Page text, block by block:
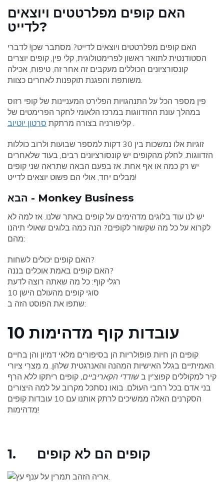
האם קופים מפלרטטים ויוצאים
לדייט?
האם קופים מפלרטטים ויוצאים לדייט? מסתבר שכן! לדברי
הסטודנטית לתואר ראשון לפרימטולוגית, קלי פין, קופים יוצרים
קונסורציונים הכוללים מעקבים זה אחר זה, טיפוח, אכילה
משותפת והפגנת תוקפנות לאחרים כצוות.
פין מספר הכל על התנהגויות הפלירט המעניינות של קופי רזוס
במהלך עונת ההזדווגות במרכז הלאומי לחקר הפרימטים של
קליפורניה בצורה מרתקת סרטון יוטיוב .
זוגיות אלו נמשכות בין 30 דקות למספר שבועות ולרוב כוללות
הזדווגות. לחלק מהקופים יש קונסורציונים רבים, בעוד שלאחרים
יש רק כמה או אף אחת. אז בפעם הבאה שתראה שני קופים
מבלים יחד, אולי הם פשוט יוצאים לדייט!
הבא - Monkey Business
יש לנו עוד בלוגים מדהימים על קופים באתר שלנו. אז למה לא
לקרוא על כל מה שקשור לקופים? הנה כמה בלוגים שאולי תיהנו
מהם:
האם קופים יכולים לשחות?
האם קופים באמת אוכלים בננה?
רגלי קוף: כל מה שאתה רוצה לדעת
10 סוגי קופים מהעולם הישן
שתפו את הפוסט הזה ב:
10 עובדות קוף מדהימות
קופים הן חיות פופולריות הן בסיפורים מלאי דמיון והן בחיים
האמיתיים בגלל האישיות המהנה והאנרגטית שלהן. מ מִצרִי ציורי
קיר למקוללים קפוצ'ין ב שודדי הקאריביים, קופים ריתקו ללא הרף
בני אדם בכל רחבי העולם. בואו נסתכל מקרוב על למה היצורים
הסקרנים האלה ממשיכים לרתק אותנו עם 10 עובדות קופים
מדהימות!
1. קופים הם לא קופים